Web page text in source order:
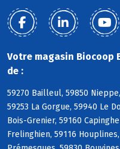
Votre magasin Biocoop
de :
59270 Bailleul, 59850
59253 La Gorgue, 59940 Le
Bois-Grenier, 59160
Frelinghien, 59116